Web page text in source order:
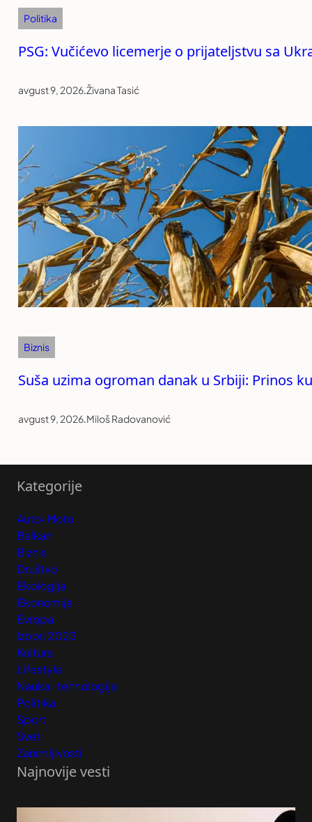
Politika
PSG: Vučićevo licemerje o prijateljstvu sa
avgust 9, 2026.Živana Tasić
Biznis
Suša uzima ogroman danak u Srbiji: Prinos
avgust 9, 2026.Miloš Radovanović
Kategorije
Auto-Moto
Balkan
Biznis
Društvo
Ekologija
Ekonomija
Evropa
Izbori 2023
Kultura
Lifestyle
Nauka i tehnologija
Politika
Sport
Svet
Zanimljivosti
Najnovije vesti